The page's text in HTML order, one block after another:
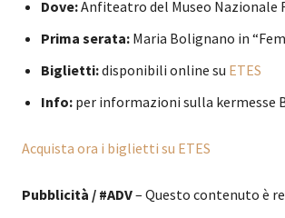
Dove:Anfiteatro del Museo Nazionale
Prima serata: Maria Bolignano in
Biglietti:disponibili online su ETES
Info: per informazioni sulla kermesse
Acquista ora i biglietti su ETES
Pubblicità / #ADV– Questo contenuto è